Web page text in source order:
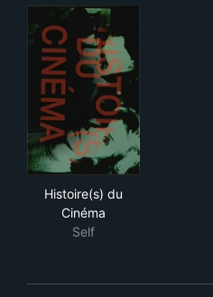
Histoire(s) du
Cinéma
Self